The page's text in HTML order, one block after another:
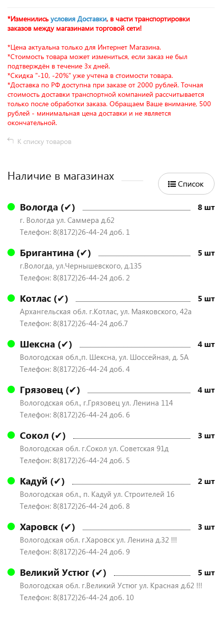
*Изменились условия Доставки, в части транспортировки
заказов между магазинами торговой сети!
*Цена актуальна только для Интернет Магазина.
*Стоимость товара может измениться, если заказ не был
подтверждён в течение 3х дней.
*Скидка "-10, -20%" уже учтена в стоимости товара.
*Доставка по РФ доступна при заказе от 2000 рублей. Точная
стоимость доставки транспортной компанией рассчитывается
только после обработки заказа. Обращаем Ваше внимание, 500
рублей - минимальная цена доставки и не является
окончательной.
К списку товаров
Наличие в магазинах
Список
Вологда (✔) 8 шт
г. Вологда ул. Саммера д.62
Телефон: 8(8172)26-44-24 доб. 1
Бригантина (✔) 5 шт
г.Вологда, ул.Чернышевского, д.135
Телефон: 8(8172)26-44-24 доб. 2
Котлас (✔) 5 шт
Архангельская обл. г.Котлас, ул. Маяковского, 42а
Телефон: 8(8172)26-44-24 доб.7
Шексна (✔) 4 шт
Вологодская обл.,п. Шексна, ул. Шоссейная, д. 5А
Телефон: 8(8172)26-44-24 доб. 4
Грязовец (✔) 4 шт
Вологодская обл., г.Грязовец ул. Ленина 114
Телефон: 8(8172)26-44-24 доб. 6
Сокол (✔) 3 шт
Вологодская обл. г.Сокол ул. Советская 91д
Телефон: 8(8172)26-44-24 доб. 5
Кадуй (✔) 2 шт
Вологодская обл., п. Кадуй ул. Строителей 16
Телефон: 8(8172)26-44-24 доб. 8
Харовск (✔) 3 шт
Вологодская обл. г.Харовск ул. Ленина д.32 !!!
Телефон: 8(8172)26-44-24 доб. 9
Великий Устюг (✔) 5 шт
Вологодская обл. г.Великий Устюг ул. Красная д.62 !!!
Телефон: 8(8172)26-44-24 доб. 10